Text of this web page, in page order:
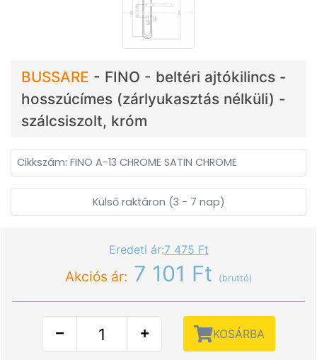
BUSSARE - FINO - beltéri ajtókilincs -
hosszúcímes (zárlyukasztás nélküli) -
szálcsiszolt, króm
Cikkszám: FINO A-13 CHROME SATIN CHROME
Külső raktáron (3 - 7 nap)
Eredeti ár:7 475 Ft
Akciós ár: 7 101 Ft (bruttó)
KOSÁRBA